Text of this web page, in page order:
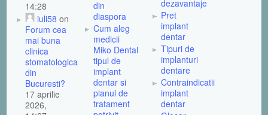
14:28
iuli58 on
Forum cea
mai buna
clinica
stomatologica
din
Bucuresti?
17 aprilie
2026,
din
diaspora
Cum aleg
medicii
Miko Dental
tipul de
implant
dentar si
planul de
tratament
dezavantaje
Pret
implant
dentar
Tipuri de
implanturi
dentare
Contraindicatii
implant
dentar